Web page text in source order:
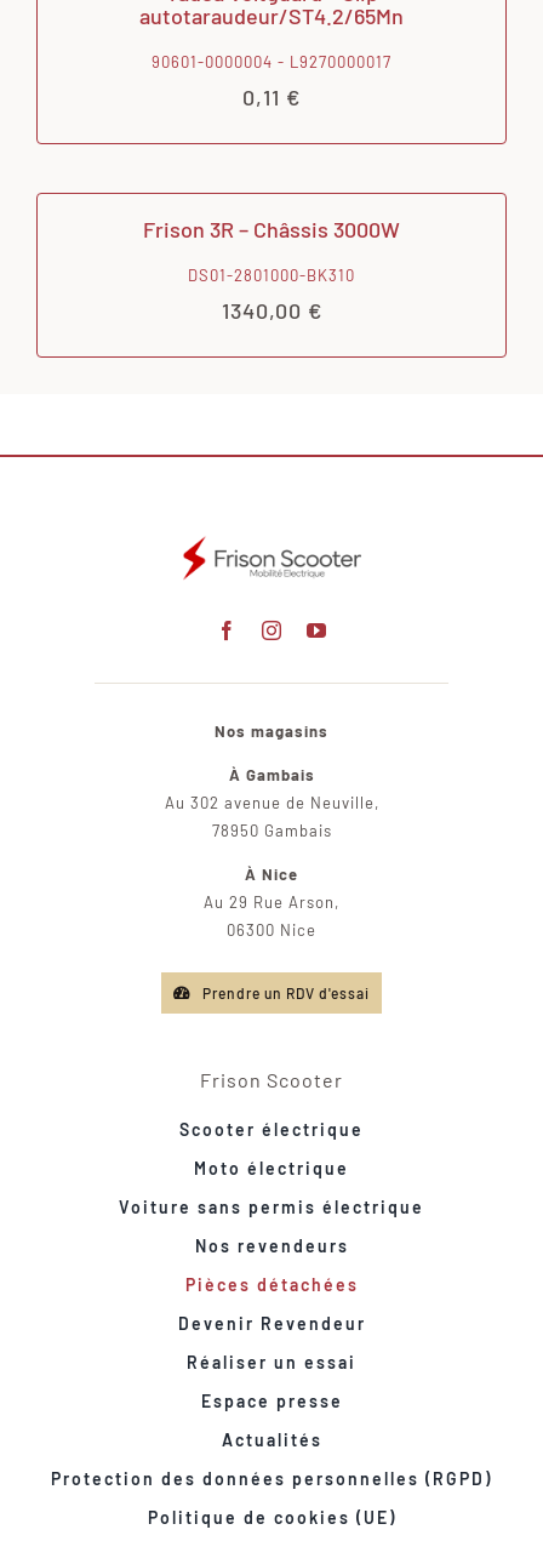
autotaraudeur/ST4.2/65Mn
90601-0000004 - L9270000017
0,11 €
Frison 3R – Châssis 3000W
DS01-2801000-BK310
1340,00 €
Nos magasins
À Gambais
Au 302 avenue de Neuville,
78950 Gambais
À Nice
Au 29 Rue Arson,
06300 Nice
Prendre un RDV d'essai
Frison Scooter
Scooter électrique
Moto électrique
Voiture sans permis électrique
Nos revendeurs
Pièces détachées
Devenir Revendeur
Réaliser un essai
Espace presse
Actualités
Protection des données personnelles (RGPD)
Politique de cookies (UE)